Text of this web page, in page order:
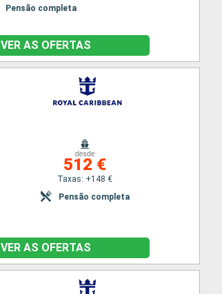
Pensão completa
VER AS OFERTAS
desde
512 €
Taxas: +148 €
Pensão completa
VER AS OFERTAS